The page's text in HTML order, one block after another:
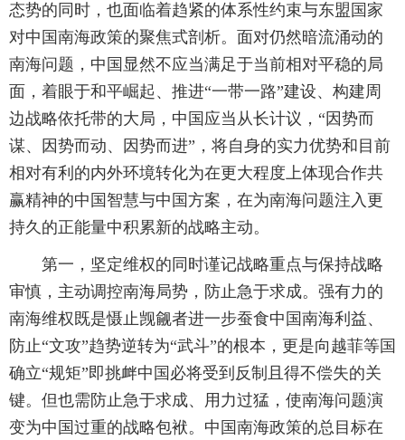
态势的同时，也面临着趋紧的体系性约束与东盟国家
对中国南海政策的聚焦式剖析。面对仍然暗流涌动的
南海问题，中国显然不应当满足于当前相对平稳的局
面，着眼于和平崛起、推进“一带一路”建设、构建周
边战略依托带的大局，中国应当从长计议，“因势而
谋、因势而动、因势而进”，将自身的实力优势和目前
相对有利的内外环境转化为在更大程度上体现合作共
赢精神的中国智慧与中国方案，在为南海问题注入更
持久的正能量中积累新的战略主动。
第一，坚定维权的同时谨记战略重点与保持战略
审慎，主动调控南海局势，防止急于求成。强有力的
南海维权既是慑止觊觎者进一步蚕食中国南海利益、
防止“文攻”趋势逆转为“武斗”的根本，更是向越菲等国
确立“规矩”即挑衅中国必将受到反制且得不偿失的关
键。但也需防止急于求成、用力过猛，使南海问题演
变为中国过重的战略包袱。中国南海政策的总目标在